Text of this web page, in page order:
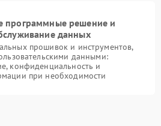
программные решение и
данных
прошивок и инструментов,
данными:
конфиденциальность и
при необходимости